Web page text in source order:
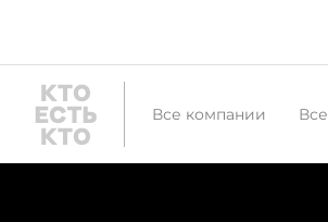
Все компании